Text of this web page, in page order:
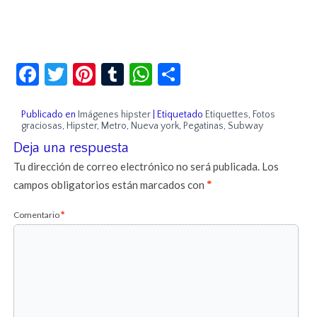
Facebook
Twitter
Pinterest
TumblrWhatsApp
Publicado en Imágenes hipster |Etiquetado Etiquettes, Fotos
graciosas, Hipster, Metro, Nueva york, Pegatinas, Subway
Deja una respuesta
Tu dirección de correo electrónico no será publicada. Los
campos obligatorios están marcados con*
Comentario*